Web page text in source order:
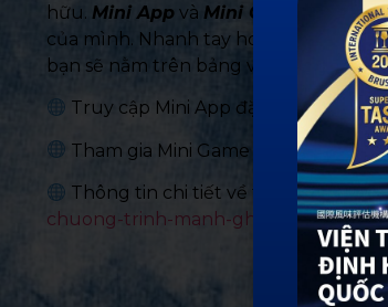
hữu. Mini App và Mini Game
của mình. Nhanh tay hoàn thành bộ
bạn sẽ nằm trên bảng vàng nhé!
Truy cập Mini App đặt hàng:
Tham gia Mini Game Mảnh Ghép
Thông tin chi tiết về thể lệ chương
chuong-trinh-manh-ghep-may…/